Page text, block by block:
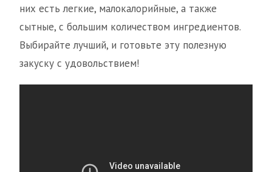
них есть легкие, малокалорийные, а также
сытные, с большим количеством ингредиентов.
Выбирайте лучший, и готовьте эту полезную
закуску с удовольствием!